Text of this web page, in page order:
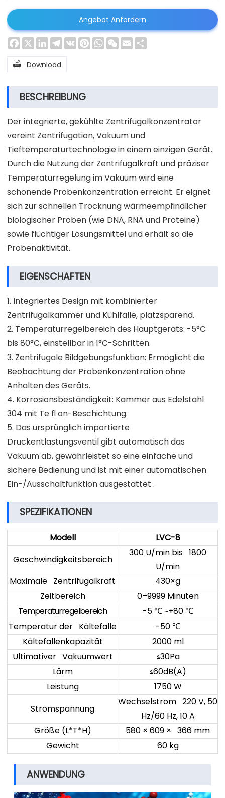
Angebot Anfordern
Facebook
X LinkedInTelegram
VK PinterestWhatsApp
WeChat
Email
 Download
BESCHREIBUNG
Der integrierte, gekühlte Zentrifugalkonzentrator
vereint Zentrifugation, Vakuum und
Tieftemperaturtechnologie in einem einzigen Gerät.
Durch die Nutzung der Zentrifugalkraft und präziser
Temperaturregelung im Vakuum wird eine
schonende Probenkonzentration erreicht. Er eignet
sich zur schnellen Trocknung wärmeempfindlicher
biologischer Proben (wie DNA, RNA und Proteine)
sowie flüchtiger Lösungsmittel und erhält so die
Probenaktivität.
EIGENSCHAFTEN
1. Integriertes Design mit kombinierter
Zentrifugalkammer und Kühlfalle, platzsparend.
2. Temperaturregelbereich des Hauptgeräts: -5°C
bis 80°C, einstellbar in 1°C-Schritten.
3. Zentrifugale Bildgebungsfunktion: Ermöglicht die
Beobachtung der Probenkonzentration ohne
Anhalten des Geräts.
4. Korrosionsbeständigkeit: Kammer aus Edelstahl
304 mit Te ﬂ on-Beschichtung.
5. Das ursprünglich importierte
Druckentlastungsventil gibt automatisch das
Vakuum ab, gewährleistet so eine einfache und
sichere Bedienung und ist mit einer automatischen
Ein-/Ausschaltfunktion ausgestattet .
SPEZIFIKATIONEN
Modell
LVC-8
Geschwindigkeitsbereich
300 U/min bis 1800
U/min
Maximale Zentrifugalkraft
430×g
Zeitbereich
0–9999 Minuten
Temperaturregelbereich
-5 ℃ ~+80 ℃
Temperatur der Kältefalle -50 ℃
Kältefallenkapazität
2000 ml
Ultimativer Vakuumwert
≤30Pa
Lärm
≤60dB(A)
Leistung
1750 W
Stromspannung
Wechselstrom 220 V, 50
Hz/60 Hz, 10 A
Größe (L*T*H)
580 × 609 × 366 mm
Gewicht
60 kg
ANWENDUNG